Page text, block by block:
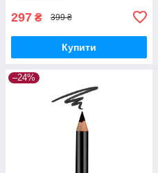
297 ₴ 399 ₴
Купити
–24%